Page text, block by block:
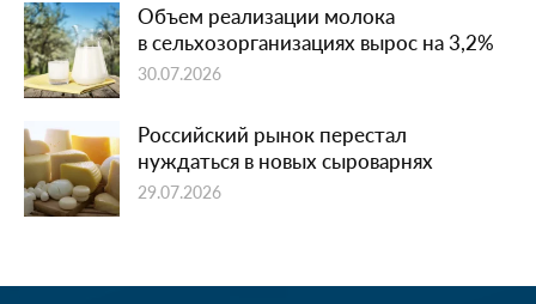
Объем реализации молока
в сельхозорганизациях вырос на 3,2%
30.07.2026
Российский рынок перестал
нуждаться в новых сыроварнях
29.07.2026